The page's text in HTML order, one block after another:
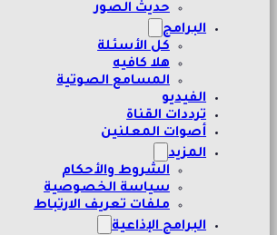
حديث الصور
البرامج
كل الأسئلة
هلا كافيه
المسامع الصوتية
الفيديو
ترددات القناة
أصوات المعلنين
المزيد
الشروط والأحكام
سياسة الخصوصية
ملفات تعريف الارتباط
البرامج الإذاعية